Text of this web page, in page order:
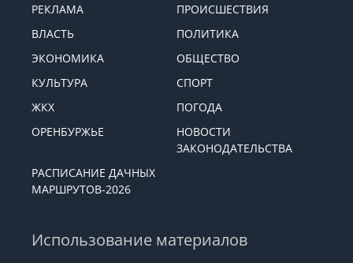
РЕКЛАМА
ПРОИСШЕСТВИЯ
ВЛАСТЬ
ПОЛИТИКА
ЭКОНОМИКА
ОБЩЕСТВО
КУЛЬТУРА
СПОРТ
ЖКХ
ПОГОДА
ОРЕНБУРЖЬЕ
НОВОСТИ
ЗАКОНОДАТЕЛЬСТВА
РАСПИСАНИЕ ДАЧНЫХ
МАРШРУТОВ-2026
Использование материалов